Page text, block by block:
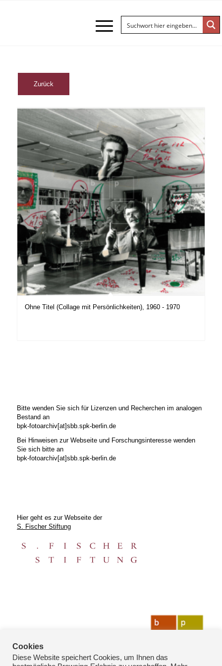
Ohne Titel (Collage mit Persönlichkeiten), 1960 - 1970
Bitte wenden Sie sich für Lizenzen und Recherchen im analogen
Bestand an
bpk-fotoarchiv[at]sbb.spk-berlin.de
Bei Hinweisen zur Webseite und Forschungsinteresse wenden
Sie sich bitte an
bpk-fotoarchiv[at]sbb.spk-berlin.de
Hier geht es zur Webseite der
S. Fischer Stiftung
Cookies
Diese Website speichert Cookies, um Ihnen das